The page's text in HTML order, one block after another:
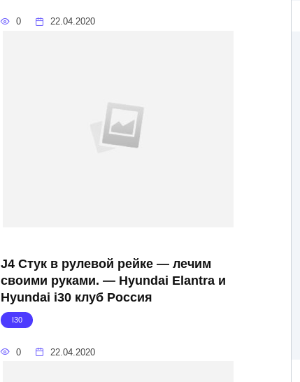
0 22.04.2020
J4 Стук в рулевой рейке — лечим
своими руками. — Hyundai Elantra и
Hyundai i30 клуб Россия
I30
0 22.04.2020